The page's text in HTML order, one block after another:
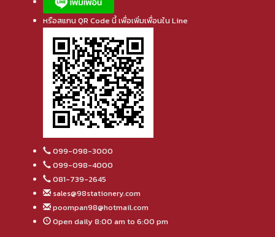
หรือสแกน QR Code นี้ เพื่อเพิ่มเพื่อนใน Line
099-098-3000
099-098-4000
081-739-2645
sales@98stationery.com
poompan98@hotmail.com
Open daily 8:00 am to 6:00 pm